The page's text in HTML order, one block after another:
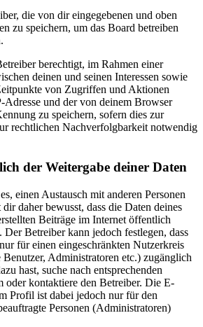
die von dir eingegebenen und oben
zu speichern, um das Board betreiben
berechtigt, im Rahmen einer
deinen und seinen Interessen sowie
von Zugriffen und Aktionen
Adresse und der von deinem Browser
zu speichern, sofern dies zur
rechtlichen Nachverfolgbarkeit notwendig
der Weitergabe deiner Daten
einen Austausch mit anderen Personen
daher bewusst, dass die Daten deines
Beiträge im Internet öffentlich
Betreiber kann jedoch festlegen, dass
für einen eingeschränkten Nutzerkreis
Administratoren etc.) zugänglich
hast, suche nach entsprechenden
oder kontaktiere den Betreiber. Die E-
Profil ist dabei jedoch nur für den
Personen (Administratoren)